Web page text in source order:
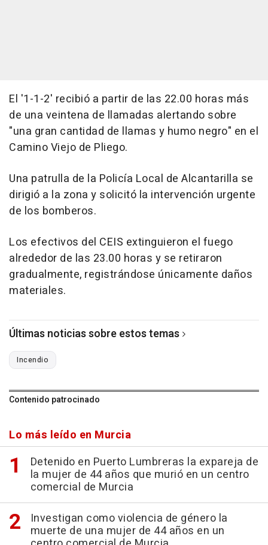
El '1-1-2' recibió a partir de las 22.00 horas más
de una veintena de llamadas alertando sobre
"una gran cantidad de llamas y humo negro" en el
Camino Viejo de Pliego.
Una patrulla de la Policía Local de Alcantarilla se
dirigió a la zona y solicitó la intervención urgente
de los bomberos.
Los efectivos del CEIS extinguieron el fuego
alrededor de las 23.00 horas y se retiraron
gradualmente, registrándose únicamente daños
materiales.
Últimas noticias sobre estos temas
Incendio
Contenido patrocinado
Lo más leído en Murcia
Detenido en Puerto Lumbreras la expareja de
la mujer de 44 años que murió en un centro
comercial de Murcia
Investigan como violencia de género la
muerte de una mujer de 44 años en un